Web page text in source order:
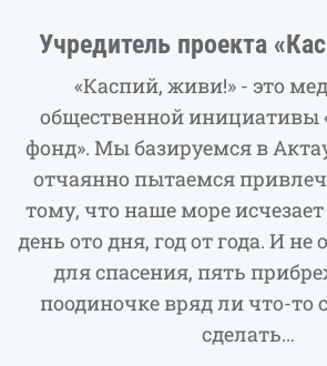
Учредитель проекта
«Каспий, живи!» - это
общественной инициативы
фонд». Мы базируемся в
отчаянно пытаемся
тому, что наше море
день ото дня, год от года. И
для спасения, пять
поодиночке вряд ли что-то
сделать…